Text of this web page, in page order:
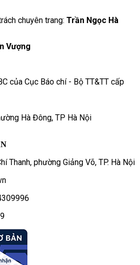
chuyên trang: Trần Ngọc Hà
Vượng
của Cục Báo chí - Bộ TT&TT cấp
Hà Đông, TP Hà Nội
Thanh, phường Giảng Võ, TP. Hà Nội